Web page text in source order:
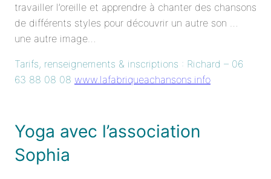
travailler l’oreille et apprendre à chanter des chansons
de différents styles pour découvrir un autre son …
une autre image…
Tarifs, renseignements & inscriptions : Richard – 06
63 88 08 08 www.lafabriqueachansons.info
Yoga avec l’association
Sophia